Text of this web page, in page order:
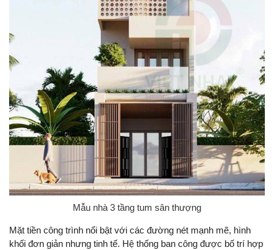
Mẫu nhà 3 tầng tum sân thượng
Mặt tiền công trình nổi bật với các đường nét mạnh mẽ, hình
khối đơn giản nhưng tinh tế. Hệ thống ban công được bố trí hợp